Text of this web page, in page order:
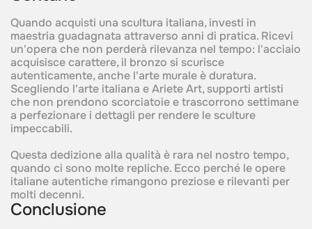
Quando acquisti una scultura italiana, investi in
maestria guadagnata attraverso anni di pratica. Ricevi
un'opera che non perderà rilevanza nel tempo: l'acciaio
acquisisce carattere, il bronzo si scurisce
autenticamente, anche l'arte murale è duratura.
Scegliendo l'arte italiana e Ariete Art, supporti artisti
che non prendono scorciatoie e trascorrono settimane
a perfezionare i dettagli per rendere le sculture
impeccabili.‍
Questa dedizione alla qualità è rara nel nostro tempo,
quando ci sono molte repliche. Ecco perché le opere
italiane autentiche rimangono preziose e rilevanti per
molti decenni.
Conclusione